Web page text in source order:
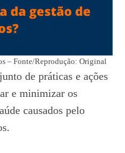
– Fonte/Reprodução: Original
de práticas e ações
e minimizar os
causados pelo